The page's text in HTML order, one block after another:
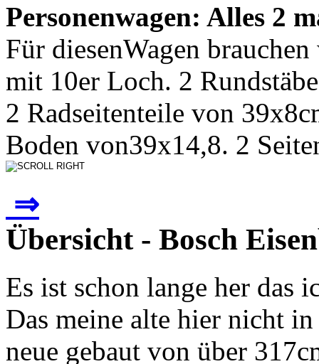
Personenwagen: Alles 2
Für diesenWagen
mit 10er Loch. 2
2 Radseitenteile von
Boden von39x14,8. 2
⇒
Übersicht - Bosch
Es ist schon lange her das
Das meine alte hier nicht
neue gebaut von über